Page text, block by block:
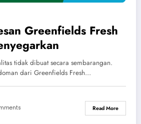
Greenfields Fresh
tidak dibuat secara sembarangan.
dari Greenfields Fresh…
Read More